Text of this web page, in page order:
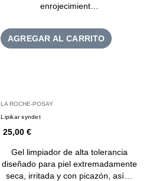
enrojecimient…
AGREGAR AL CARRITO
LA ROCHE-POSAY
Lipikar syndet
25,00 €
Gel limpiador de alta tolerancia
diseñado para piel extremadamente
seca, irritada y con picazón, así…